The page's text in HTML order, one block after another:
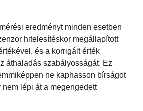
eredményt minden esetben
hitelesítéskor megállapított
és a korrigált érték
áthaladás szabályosságát. Ez
ne kaphasson bírságot
lépi át a megengedett